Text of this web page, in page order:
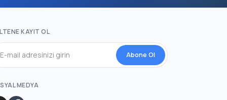
KAYIT OL
Abone Ol
MEDYA